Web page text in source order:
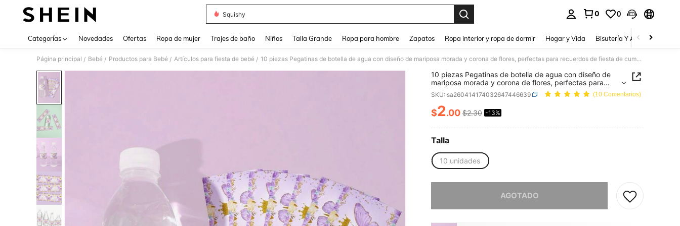
Squishy
0 0
Categorías Novedades Ofertas Ropa de mujer Trajes de baño Niños Talla Grande Ropa para hombre Zapatos Ropa interior y ropa de dormir Hogar y Vida Bisutería Y Accesorios
Página principal / Bebé / Productos para Bebé / Artículos para fiesta de bebé / 10 piezas Pegatinas de botella de agua con diseño de mariposa morada y corona de flores, perfectas para recuerdos de fiesta de cumpleaños 1er año de niña, suministros de fiesta de baby shower, etiquetas de envoltura de botellas de agua para pequeños negocios y bodas
10 piezas Pegatinas de botella de agua con diseño de
mariposa morada y corona de flores, perfectas para
recuerdos de fiesta de cumpleaños 1er año de niña,
suministros de fiesta de baby shower, etiquetas de
envoltura de botellas de agua para pequeños negocios
y bodas
SKU: sa260414174032647446639 (10 Comentarios)
PRICE AND AVAILABILITY
$2.00 $2.30 -13%
Talla
10 unidades
AGOTADO